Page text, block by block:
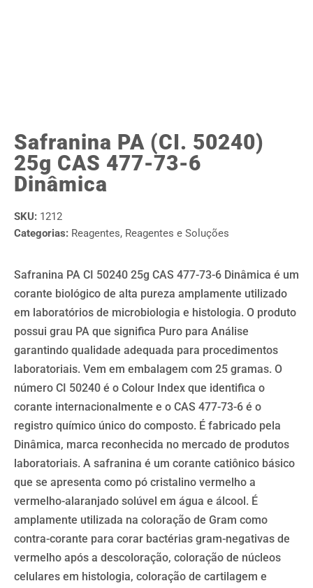
Safranina PA (CI. 50240)
25g CAS 477-73-6
Dinâmica
SKU: 1212
Categorias: Reagentes, Reagentes e Soluções
Safranina PA CI 50240 25g CAS 477-73-6 Dinâmica é um
corante biológico de alta pureza amplamente utilizado
em laboratórios de microbiologia e histologia. O produto
possui grau PA que significa Puro para Análise
garantindo qualidade adequada para procedimentos
laboratoriais. Vem em embalagem com 25 gramas. O
número CI 50240 é o Colour Index que identifica o
corante internacionalmente e o CAS 477-73-6 é o
registro químico único do composto. É fabricado pela
Dinâmica, marca reconhecida no mercado de produtos
laboratoriais. A safranina é um corante catiônico básico
que se apresenta como pó cristalino vermelho a
vermelho-alaranjado solúvel em água e álcool. É
amplamente utilizada na coloração de Gram como
contra-corante para corar bactérias gram-negativas de
vermelho após a descoloração, coloração de núcleos
celulares em histologia, coloração de cartilagem e